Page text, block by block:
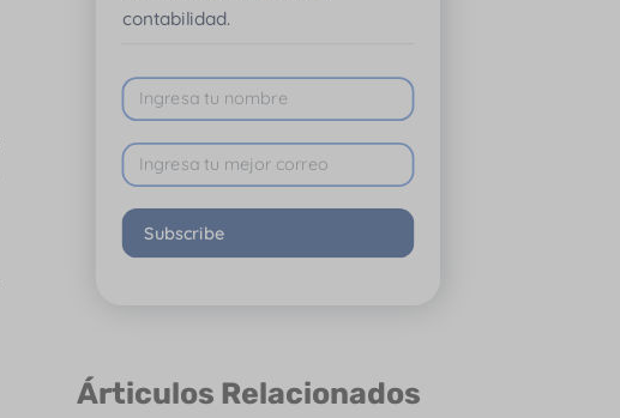
contabilidad.
Subscribe
Árticulos Relacionados